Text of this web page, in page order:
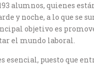
alumnos, quienes
y noche, a lo que se
objetivo es
el mundo laboral.
esencial, puesto que